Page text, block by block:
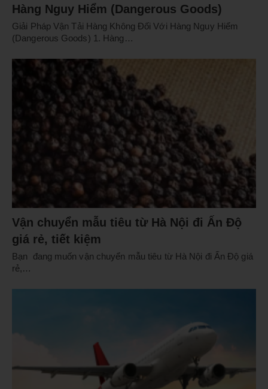
Hàng Nguy Hiểm (Dangerous Goods)
Giải Pháp Vận Tải Hàng Không Đối Với Hàng Nguy Hiểm
(Dangerous Goods) 1. Hàng…
Vận chuyển mẫu tiêu từ Hà Nội đi Ấn Độ
giá rẻ, tiết kiệm
Bạn đang muốn vận chuyển mẫu tiêu từ Hà Nội đi Ấn Độ giá
rẻ,…